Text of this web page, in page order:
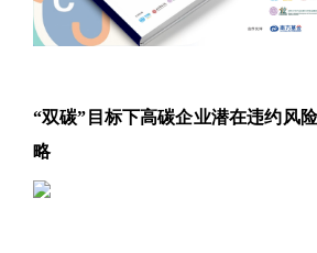
“双碳”目标下高碳企业潜在违约风
略